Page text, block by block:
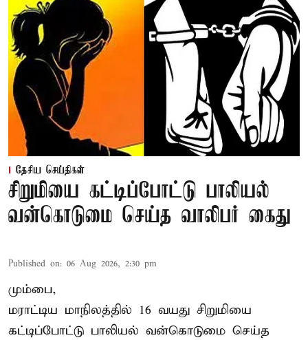
தேசிய செய்திகள்
சிறுமியை கட்டிப்போட்டு பாலியல்
வன்கொடுமை செய்த வாலிபர் கைது
Published on: 06 Aug 2026, 2:30 pm
மும்பை,
மராட்டிய மாநிலத்தில் 16 வயது சிறுமியை
கட்டிப்போட்டு பாலியல் வன்கொடுமை செய்த